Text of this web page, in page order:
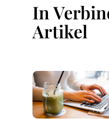
In
Artikel